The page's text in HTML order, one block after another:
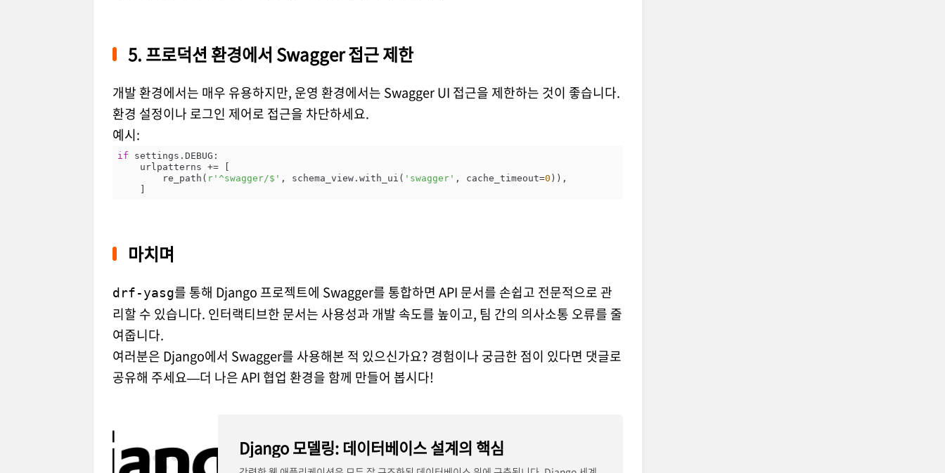
5. 프로덕션 환경에서 Swagger 접근 제한
개발 환경에서는 매우 유용하지만, 운영 환경에서는 Swagger UI 접근을 제한하는 것이 좋습니다.
환경 설정이나 로그인 제어로 접근을 차단하세요.
예시:
if settings.DEBUG:
        re_path(
r'^swagger/$' , schema_view.with_ui( 'swagger' , cache_timeout=0 )),
마치며
drf-yasg를 통해 Django 프로젝트에 Swagger를 통합하면 API 문서를 손쉽고 전문적으로 관
리할 수 있습니다. 인터랙티브한 문서는 사용성과 개발 속도를 높이고, 팀 간의 의사소통 오류를 줄
여줍니다.
여러분은 Django에서 Swagger를 사용해본 적 있으신가요? 경험이나 궁금한 점이 있다면 댓글로
공유해 주세요—더 나은 API 협업 환경을 함께 만들어 봅시다!
Django 모델링: 데이터베이스 설계의 핵심